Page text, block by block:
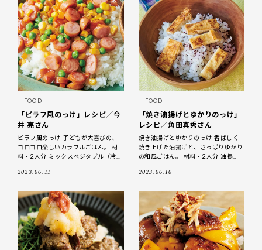
FOOD
「ピラフ風のっけ」レシピ／今
井 亮さん
ピラフ風のっけ 子どもが大喜びの、
コロコロ楽しいカラフルごはん。 材
料・2人分 ミックスベジタブル（冷
2023.06.11
FOOD
「焼き油揚げとゆかりのっけ」
レシピ／角田真秀さん
焼き油揚げとゆかりのっけ 香ばしく
焼き上げた油揚げと、さっぱりゆかり
の和風ごはん。 材料・2人分 油揚
2023.06.10